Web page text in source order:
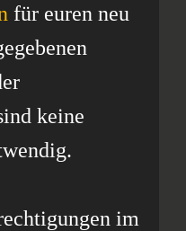
für euren neu
keine
im